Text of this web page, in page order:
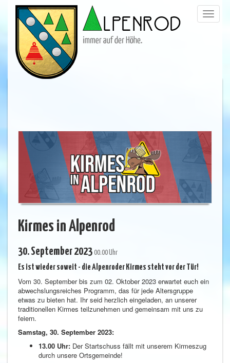
Menü
Kirmes in Alpenrod
30. September 2023 00.00 Uhr
Es ist wieder soweit - die Alpenroder Kirmes steht vor der Tür!
Vom 30. September bis zum 02. Oktober 2023 erwartet euch ein
abwechslungsreiches Programm, das für jede Altersgruppe
etwas zu bieten hat. Ihr seid herzlich eingeladen, an unserer
traditionellen Kirmes teilzunehmen und gemeinsam mit uns zu
feiern.
Samstag, 30. September 2023:
13.00 Uhr: Der Startschuss fällt mit unserem Kirmeszug
durch unsere Ortsgemeinde!